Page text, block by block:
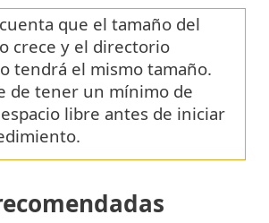
que el tamaño del
crece y el directorio
tendrá el mismo tamaño.
de tener un mínimo de
libre antes de iniciar